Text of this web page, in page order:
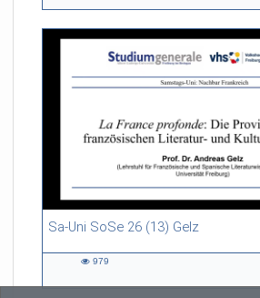
Sa-Uni SoSe 26 (13) Gelz
55:13 duration
979